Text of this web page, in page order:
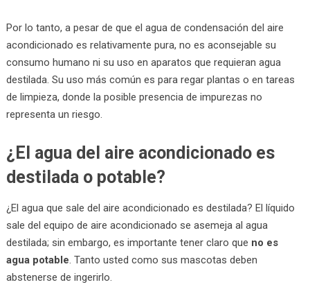
Por lo tanto, a pesar de que el agua de condensación del aire
acondicionado es relativamente pura, no es aconsejable su
consumo humano ni su uso en aparatos que requieran agua
destilada. Su uso más común es para regar plantas o en tareas
de limpieza, donde la posible presencia de impurezas no
representa un riesgo.
¿El agua del aire acondicionado es
destilada o potable?
¿El agua que sale del aire acondicionado es destilada? El líquido
sale del equipo de aire acondicionado se asemeja al agua
destilada; sin embargo, es importante tener claro que no es
agua potable. Tanto usted como sus mascotas deben
abstenerse de ingerirlo.